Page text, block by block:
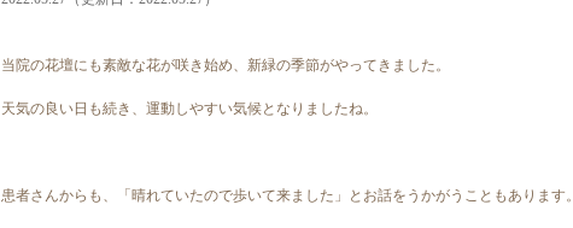
当院の花壇にも素敵な花が咲き始め、新緑の季節がやってきました。
天気の良い日も続き、運動しやすい気候となりましたね。
患者さんからも、「晴れていたので歩いて来ました」とお話をうかがうこともあります。